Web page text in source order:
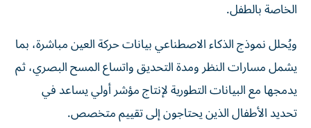
الخاصة بالطفل.
ويُحلل نموذج الذكاء الاصطناعي بيانات حركة العين مباشرة، بما
يشمل مسارات النظر ومدة التحديق واتساع المسح البصري، ثم
يدمجها مع البيانات التطورية لإنتاج مؤشر أولي يساعد في
تحديد الأطفال الذين يحتاجون إلى تقييم متخصص.